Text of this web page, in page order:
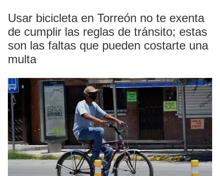
Usar bicicleta en Torreón no te exenta
de cumplir las reglas de tránsito; estas
son las faltas que pueden costarte una
multa